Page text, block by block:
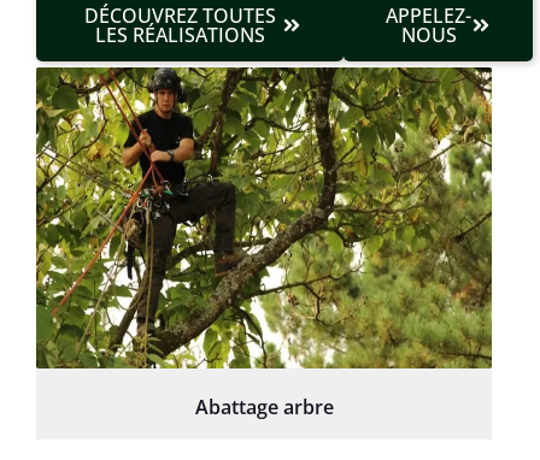
DÉCOUVREZ TOUTES
LES RÉALISATIONS
APPELEZ-
NOUS
Abattage arbre